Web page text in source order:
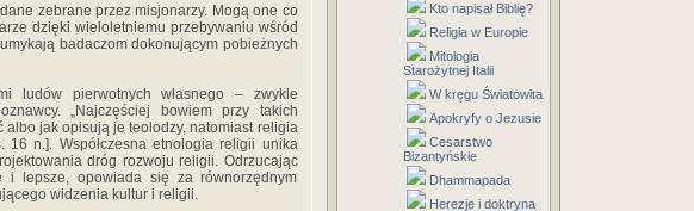
zebrane przez misjonarzy. Mogą one co
dzięki wieloletniemu przebywaniu wśród
badaczom dokonującym pobieżnych
ludów pierwotnych własnego – zwykle
„Najczęściej bowiem przy takich
jak opisują je teolodzy, natomiast religia
16 n.]. Współczesna etnologia religii unika
dróg rozwoju religii. Odrzucając
i lepsze, opowiada się za równorzędnym
widzenia kultur i religii.
Kto napisał Biblię?
Religia w Europie
Mitologia
Starożytnej Italii
W kręgu Światowita
Apokryfy o Jezusie
Cesarstwo
Bizantyńskie
Dhammapada
Herezje i doktryna